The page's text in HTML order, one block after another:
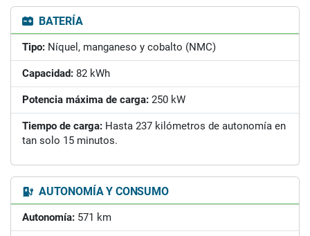
BATERÍA
Tipo: Níquel, manganeso y cobalto (NMC)
Capacidad: 82 kWh
Potencia máxima de carga: 250 kW
Tiempo de carga: Hasta 237 kilómetros de autonomía en
tan solo 15 minutos.
AUTONOMÍA Y CONSUMO
Autonomía: 571 km